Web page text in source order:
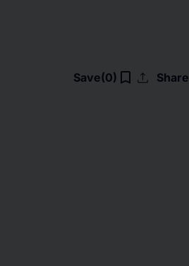
Save(0) bookmark_border upload Share